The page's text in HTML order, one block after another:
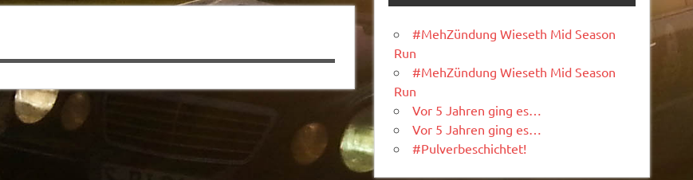
#MehZündung Wieseth Mid Season
Run
#MehZündung Wieseth Mid Season
Run
Vor 5 Jahren ging es…
Vor 5 Jahren ging es…
#Pulverbeschichtet!